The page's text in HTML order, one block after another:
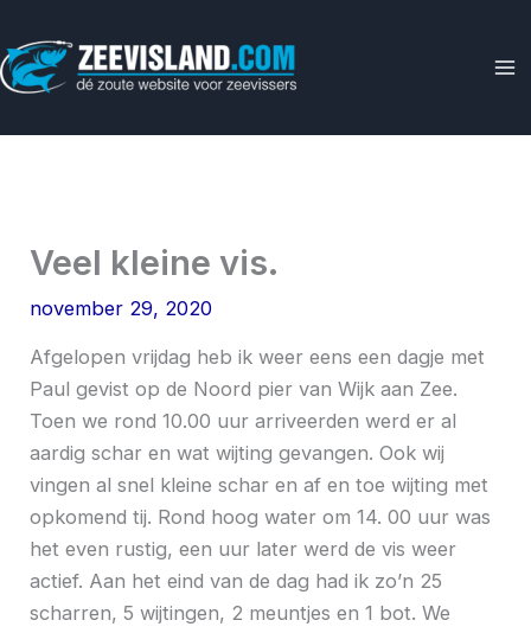
naar
de
Veel kleine vis.
november 29, 2020
Afgelopen vrijdag heb ik weer eens een dagje met
Paul gevist op de Noord pier van Wijk aan Zee.
Toen we rond 10.00 uur arriveerden werd er al
aardig schar en wat wijting gevangen. Ook wij
vingen al snel kleine schar en af en toe wijting met
opkomend tij. Rond hoog water om 14. 00 uur was
het even rustig, een uur later werd de vis weer
actief. Aan het eind van de dag had ik zo’n 25
scharren, 5 wijtingen, 2 meuntjes en 1 bot. We